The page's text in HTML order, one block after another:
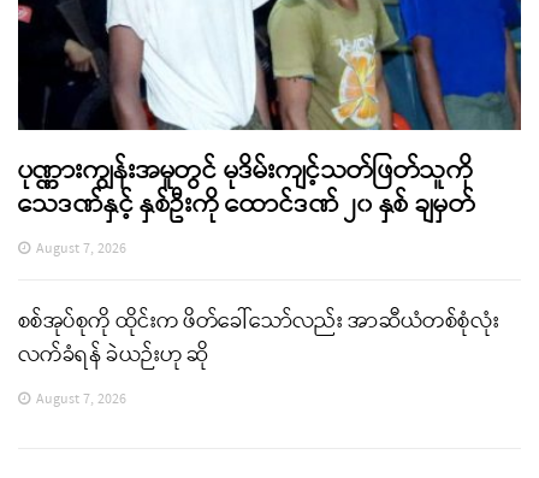
ပုဏ္ဏားကျွန်းအမှုတွင် မုဒိမ်းကျင့်သတ်ဖြတ်သူကို
သေဒဏ်နှင့် နှစ်ဦးကို ထောင်ဒဏ် ၂၀ နှစ် ချမှတ်
August 7, 2026
စစ်အုပ်စုကို ထိုင်းက ဖိတ်ခေါ်သော်လည်း အာဆီယံတစ်စုံလုံး
လက်ခံရန် ခဲယဉ်းဟု ဆို
August 7, 2026